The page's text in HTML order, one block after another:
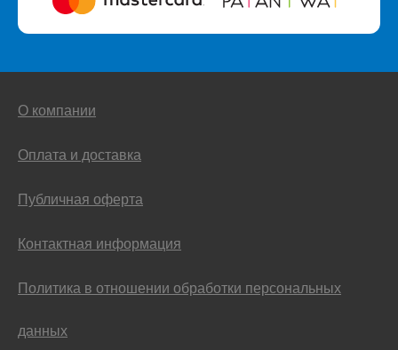
О компании
Оплата и доставка
Публичная оферта
Контактная информация
Политика в отношении обработки персональных
данных